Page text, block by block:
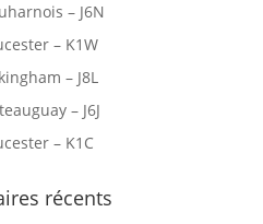
– J6N
– K1W
– J8L
– J6J
– K1C
récents